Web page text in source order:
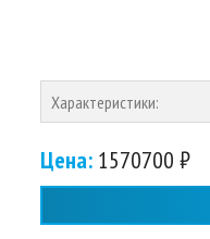
Характеристики:
Цена: 1570700 ₽